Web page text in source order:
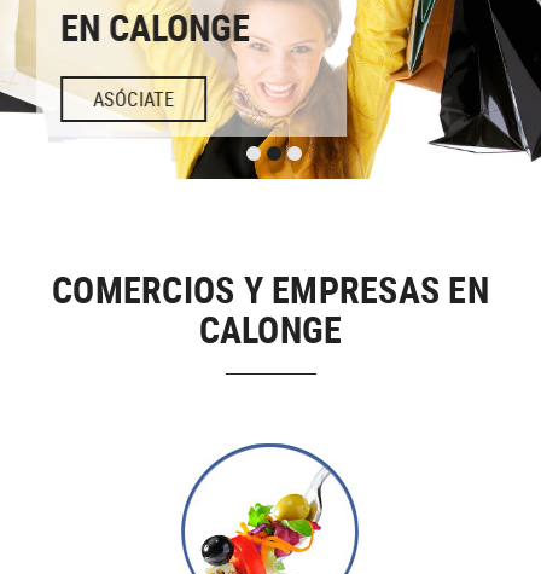
EN CALONGE
ASÓCIATE
COMERCIOS Y EMPRESAS EN
CALONGE